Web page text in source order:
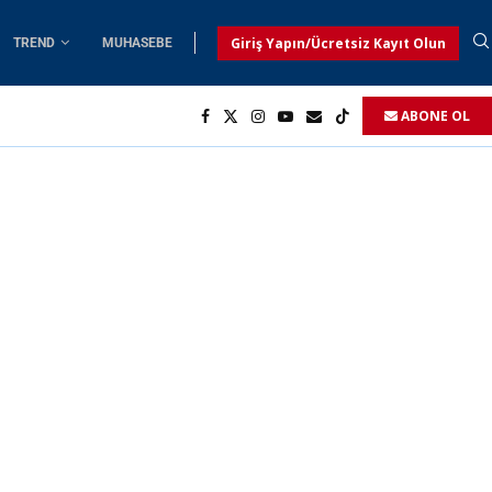
TREND MUHASEBE Giriş Yapın/Ücretsiz Kayıt Olun
ABONE OL